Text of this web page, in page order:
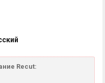
Recut: